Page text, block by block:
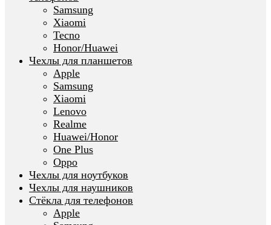
Samsung
Xiaomi
Tecno
Honor/Huawei
Чехлы для планшетов
Apple
Samsung
Xiaomi
Lenovo
Realme
Huawei/Honor
One Plus
Oppo
Чехлы для ноутбуков
Чехлы для наушников
Стёкла для телефонов
Apple